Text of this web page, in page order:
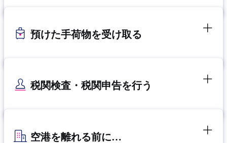
預けた手荷物を受け取る
税関検査・税関申告を行う
空港を離れる前に…